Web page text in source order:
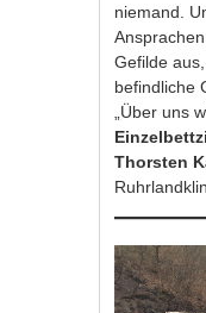
niemand.
Gefilde
befindliche
„Über uns
Thorsten